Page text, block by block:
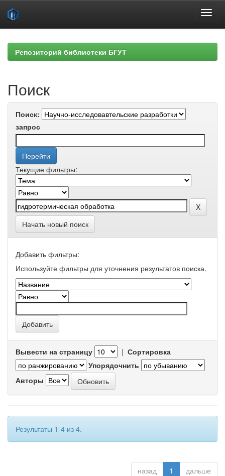
navigationРепозиторий библиотеки БГУТ
Поиск
Поиск:
запрос
Текущие фильтры:
Начать новый поиск
Добавить фильтры:
Используйте фильтры для уточнения результатов поиска.
Вывести на страницу | Сортировка
Упорядочнить
Авторы
Результаты 1-4 из 4.
назад 1 дальше